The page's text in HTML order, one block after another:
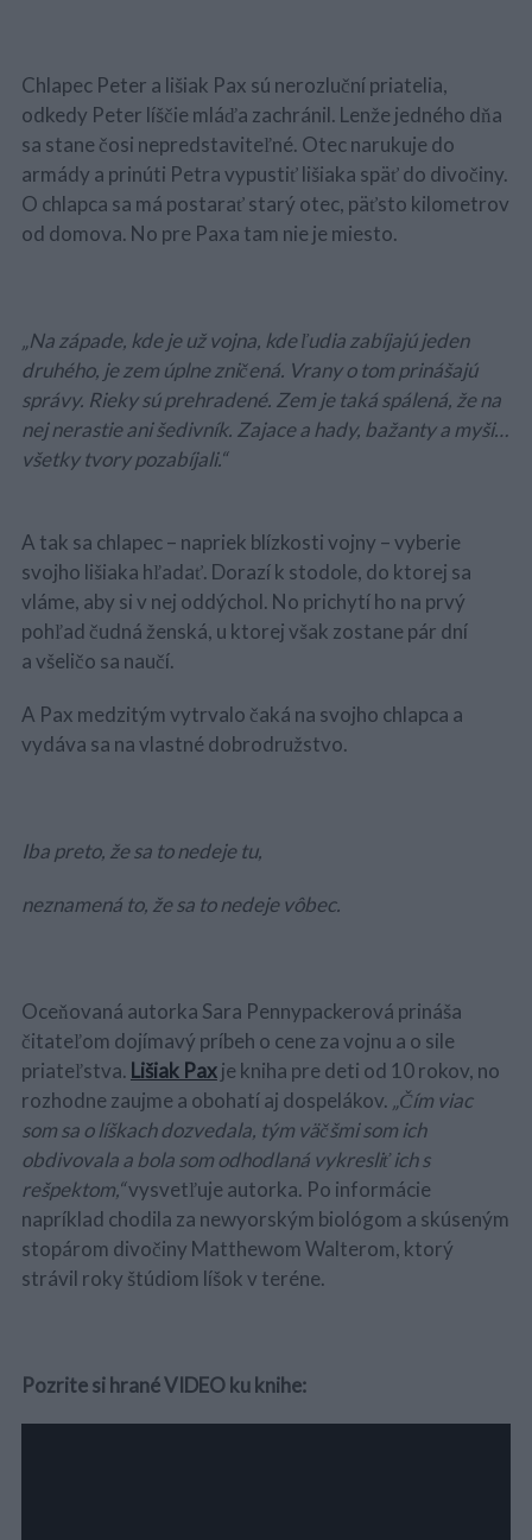
Chlapec Peter a lišiak Pax sú nerozluční priatelia,
odkedy Peter líščie mláďa zachránil. Lenže jedného dňa
sa stane čosi nepredstaviteľné. Otec narukuje do
armády a prinúti Petra vypustiť lišiaka späť do divočiny.
O chlapca sa má postarať starý otec, päťsto kilometrov
od domova. No pre Paxa tam nie je miesto.
„Na západe, kde je už vojna, kde ľudia zabíjajú jeden
druhého, je zem úplne zničená. Vrany o tom prinášajú
správy. Rieky sú prehradené. Zem je taká spálená, že na
nej nerastie ani šedivník. Zajace a hady, bažanty a myši…
všetky tvory pozabíjali.“
A tak sa chlapec – napriek blízkosti vojny – vyberie
svojho lišiaka hľadať. Dorazí k stodole, do ktorej sa
vláme, aby si v nej oddýchol. No prichytí ho na prvý
pohľad čudná ženská, u ktorej však zostane pár dní
a všeličo sa naučí.
A Pax medzitým vytrvalo čaká na svojho chlapca a
vydáva sa na vlastné dobrodružstvo.
Iba preto, že sa to nedeje tu,
neznamená to, že sa to nedeje vôbec.
Oceňovaná autorka Sara Pennypackerová prináša
čitateľom dojímavý príbeh o cene za vojnu a o sile
priateľstva. Lišiak Paxje kniha pre deti od 10 rokov, no
rozhodne zaujme a obohatí aj dospelákov. „Čím viac
som sa o líškach dozvedala, tým väčšmi som ich
obdivovala a bola som odhodlaná vykresliť ich s
rešpektom,“vysvetľuje autorka. Po informácie
napríklad chodila za newyorským biológom a skúseným
stopárom divočiny Matthewom Walterom, ktorý
strávil roky štúdiom líšok v teréne.
Pozrite si hrané VIDEO ku knihe: